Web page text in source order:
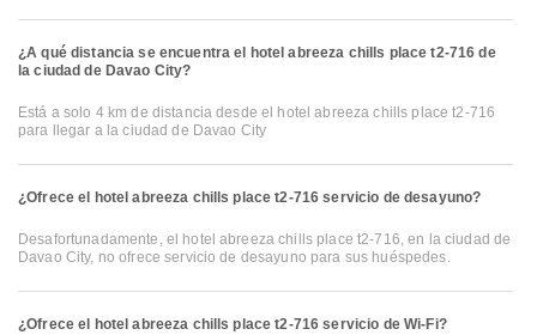
¿A qué distancia se encuentra el hotel abreeza chills place t2-716 de
la ciudad de Davao City?
Está a solo 4 km de distancia desde el hotel abreeza chills place t2-716
para llegar a la ciudad de Davao City
¿Ofrece el hotel abreeza chills place t2-716 servicio de desayuno?
Desafortunadamente, el hotel abreeza chills place t2-716, en la ciudad de
Davao City, no ofrece servicio de desayuno para sus huéspedes.
¿Ofrece el hotel abreeza chills place t2-716 servicio de Wi-Fi?